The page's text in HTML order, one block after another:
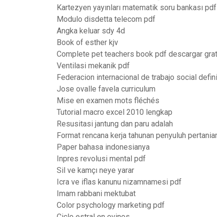
Kartezyen yayınları matematik soru bankası pdf
Modulo disdetta telecom pdf
Angka keluar sdy 4d
Book of esther kjv
Complete pet teachers book pdf descargar
Ventilasi mekanik pdf
Federacion internacional de trabajo social
Jose ovalle favela curriculum
Mise en examen mots fléchés
Tutorial macro excel 2010 lengkap
Resusitasi jantung dan paru adalah
Format rencana kerja tahunan penyuluh
Paper bahasa indonesianya
Inpres revolusi mental pdf
Sil ve kamçı neye yarar
Icra ve iflas kanunu nizamnamesi pdf
Imam rabbani mektubat
Color psychology marketing pdf